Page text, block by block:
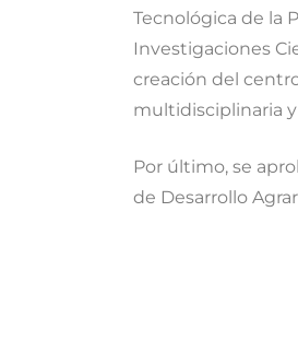
Tecnológica de la
Investigaciones
creación del
multidisciplinaria
Por último, se
de Desarrollo